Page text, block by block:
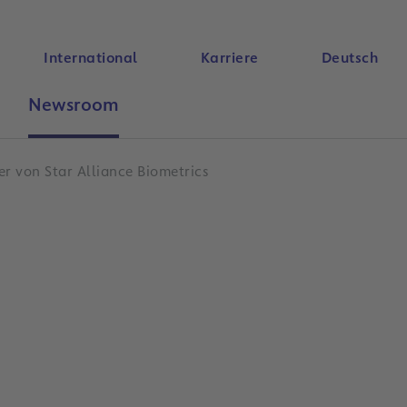
International Karriere Deutsch
Newsroom
von Star Alliance Biometrics